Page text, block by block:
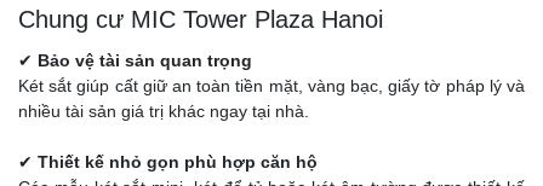
Chung cư MIC Tower Plaza Hanoi
✔ Bảo vệ tài sản quan trọng
Két sắt giúp cất giữ an toàn tiền mặt, vàng bạc, giấy tờ pháp lý và
nhiều tài sản giá trị khác ngay tại nhà.
✔ Thiết kế nhỏ gọn phù hợp căn hộ